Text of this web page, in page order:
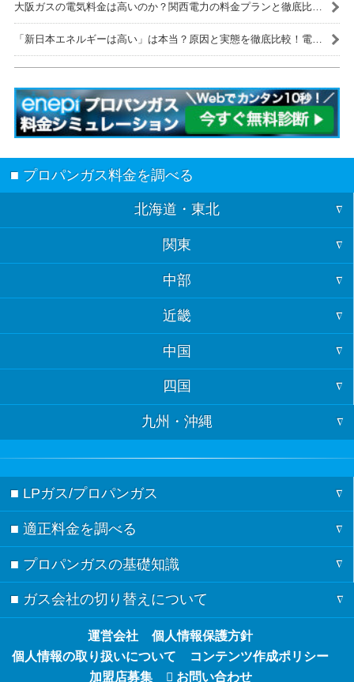
大阪ガスの電気料金は高いのか？関西電力の料金プランと徹底比
較！
「新日本エネルギーは高い」は本当？原因と実態を徹底比較！電気
代を安くする解決策も紹介
■ プロパンガス料金を調べる
北海道・東北
北海道
青森
岩手
宮城
秋田
山形
関東
東京
神奈川
埼玉
千葉
茨城
中部
福井
石川
富山
岐阜
長野
静岡
三重
山梨
近畿
大阪
兵庫
京都
滋賀
中国
山口
島根
鳥取
四国
徳島
香川
九州・沖縄
福岡
熊本
大分
宮崎
鹿児島
■ LPガス/プロパンガス
ガスの記事一覧
節約術
ガスの基礎知識
ガス会社の契約・見積もり
■ 適正料金を調べる
料金シミュレーション
都道府県別の料金相場
■ プロパンガスの基礎知識
検針票の見方
都市ガスとプロパンガスの違い
プロパンガスのメリット・デメリット
■ ガス会社の切り替えについて
ガス会社の切り替え方
ガス会社の切り替えのQ&A
運営会社
個人情報保護方針
個人情報の取り扱いについて
コンテンツ作成ポリシー
加盟店募集
お問い合わせ